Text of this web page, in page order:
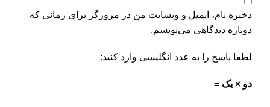
ذخیره نام، ایمیل و وبسایت من در مرورگر برای زمانی که
دوباره دیدگاهی می‌نویسم.
لطفا پاسخ را به عدد انگلیسی وارد کنید:
دو × یک =